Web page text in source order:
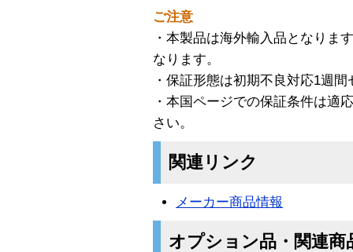
ご注意
・本製品は海外輸入品となりま
なります。
・保証形態は初期不良対応1週
・本国ページでの保証条件は適
さい。
関連リンク
メーカー商品情報
オプション品・関連商